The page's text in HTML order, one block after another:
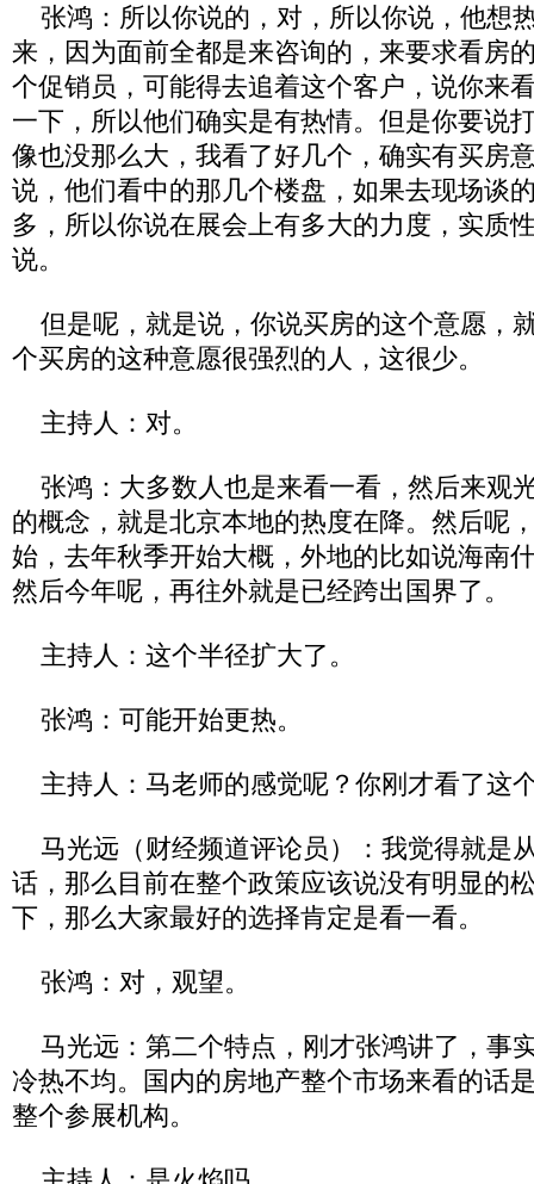
张鸿：所以你说的，对，所以你说，他想
来，因为面前全都是来咨询的，来要求看房
个促销员，可能得去追着这个客户，说你来
一下，所以他们确实是有热情。但是你要说
像也没那么大，我看了好几个，确实有买房
说，他们看中的那几个楼盘，如果去现场谈
多，所以你说在展会上有多大的力度，实质
说。
但是呢，就是说，你说买房的这个意愿，
个买房的这种意愿很强烈的人，这很少。
主持人：对。
张鸿：大多数人也是来看一看，然后来观
的概念，就是北京本地的热度在降。然后呢
始，去年秋季开始大概，外地的比如说海南
然后今年呢，再往外就是已经跨出国界了。
主持人：这个半径扩大了。
张鸿：可能开始更热。
主持人：马老师的感觉呢？你刚才看了这
马光远（财经频道评论员）：我觉得就是
话，那么目前在整个政策应该说没有明显的
下，那么大家最好的选择肯定是看一看。
张鸿：对，观望。
马光远：第二个特点，刚才张鸿讲了，事
冷热不均。国内的房地产整个市场来看的话
整个参展机构。